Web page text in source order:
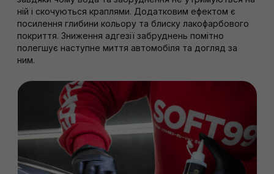
ній і скочуються краплями. Додатковим ефектом є
посилення глибини кольору та блиску лакофарбового
покриття. Зниження адгезії забруднень помітно
полегшує наступне миття автомобіля та догляд за
ним.